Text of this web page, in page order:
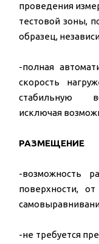
проведения
тестовой зоны,
образец,
-полная
скорость
стабильную
исключая
РАЗМЕЩЕНИЕ
-возможность
поверхности,
-не требуется